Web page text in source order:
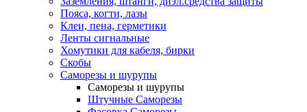
Пояса, когти, лазы
Клеи, пена, герметики
Ленты сигнальные
Хомутики для кабеля, бирки
Скобы
Саморезы и шурупы
Саморезы и шурупы
Штучные Саморезы